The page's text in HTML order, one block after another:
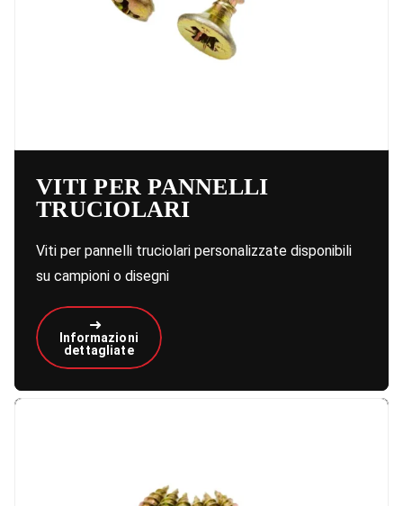
VITI PER PANNELLI
TRUCIOLARI
Viti per pannelli truciolari personalizzate disponibili
su campioni o disegni
Informazioni
dettagliate